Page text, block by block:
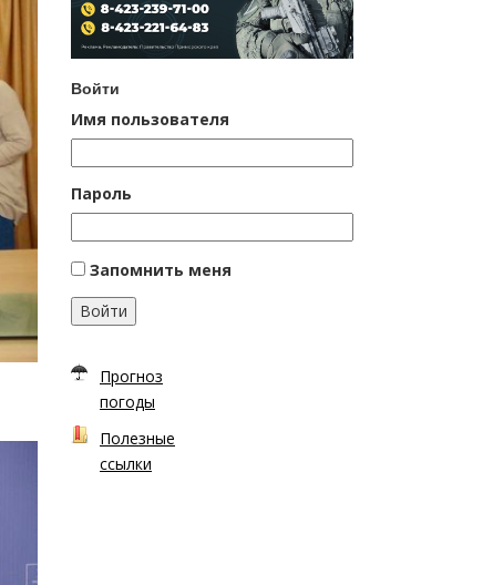
Войти
Имя пользователя
Пароль
Запомнить меня
Войти
Прогноз
погоды
Полезные
ссылки